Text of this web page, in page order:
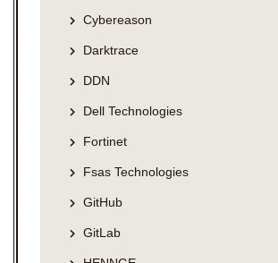
Cybereason
Darktrace
DDN
Dell Technologies
Fortinet
Fsas Technologies
GitHub
GitLab